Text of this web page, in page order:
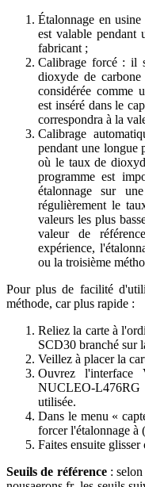
Étalonnage en
est valable pendant
fabricant ;
Calibrage forcé : il
dioxyde de
considérée comme
est inséré dans le
correspondra à la
Calibrage
pendant une longue
où le taux de
programme est
étalonnage sur
régulièrement le
valeurs les plus
valeur de
expérience,
ou la troisième
Pour plus de facilité
méthode, car plus rapide :
Reliez la carte à
SCD30 branché sur
Veillez à placer la
Ouvrez l'interface
NUCLEO-
utilisée.
Dans le menu «
forcer l'étalonnage à
Faites ensuite
Seuils de référence: selon